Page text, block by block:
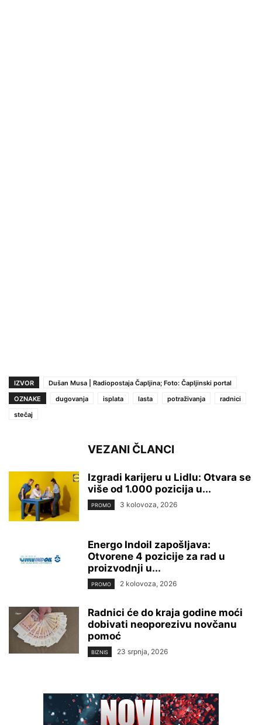
IZVOR
Dušan Musa | Radiopostaja Čapljina; Foto: Čapljinski portal
OZNAKE
dugovanja isplata lasta potraživanja
radnici
stečaj
VEZANI ČLANCI
Izgradi karijeru u Lidlu: Otvara se
više od 1.000 pozicija u...
PROMO 3 kolovoza, 2026
Energo Indoil zapošljava:
Otvorene 4 pozicije za rad u
proizvodnji u...
PROMO 2 kolovoza, 2026
Radnici će do kraja godine moći
dobivati neoporezivu novčanu
pomoć
BIZNIS 23 srpnja, 2026